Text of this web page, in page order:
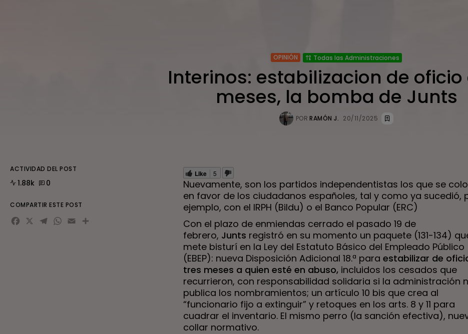
OPINIÓN Todas las Administraciones
Interinos: estabilizacion de oficio
meses, la bomba de Junts
POR RAMÓN J. 20/11/2025
Like 5
Nuevamente, son los partidos independentistas los que se
en favor de los ciudadanos españoles, tal y como ya sucedió,
ejemplo, con el IRPH (Bildu) o el Banco Popular (ERC)
Con el plazo de enmiendas cerrado el pasado 19 de
febrero, Junts registró en su momento un paquete (131-134)
mete bisturí en la Ley del Estatuto Básico del Empleado Público
(EBEP): nueva Disposición Adicional 18.ª para estabilizar de
tres meses a quien esté en abuso, incluidos los cesados que
recurrieron, con responsabilidad solidaria si la administración
publica los nombramientos; un artículo 10 bis que crea al
“funcionario fijo a extinguir” y retoques en los arts. 8 y 11 para
cuadrar el inventario. El mismo perro (la sanción efectiva),
collar normativo.
ACTIVIDAD DEL POST
1.88k 0
COMPARTIR ESTE POST
Facebook
X Telegram
WhatsApp
EmailCompartir